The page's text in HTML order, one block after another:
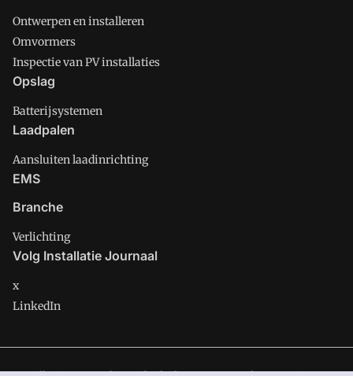
Ontwerpen en installeren
Omvormers
Inspectie van PV installaties
Opslag
Batterijsystemen
Laadpalen
Aansluiten laadinrichting
EMS
Branche
Verlichting
Volg Installatie Journaal
x
LinkedIn